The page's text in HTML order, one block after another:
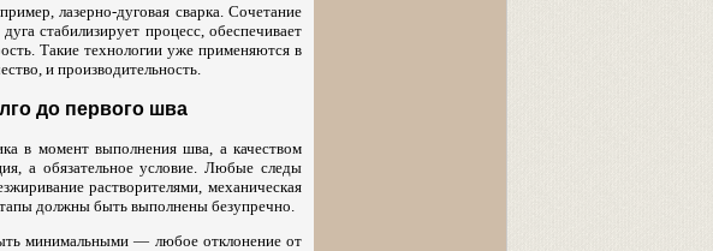
лазерно-дуговая сварка. Сочетание
стабилизирует процесс, обеспечивает
Такие технологии уже применяются в
и производительность.
до первого шва
в момент выполнения шва, а качеством
а обязательное условие. Любые следы
растворителями, механическая
должны быть выполнены безупречно.
минимальными — любое отклонение от